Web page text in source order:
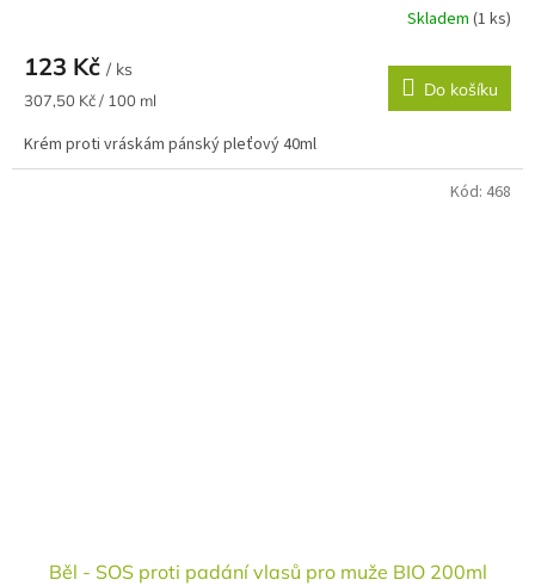
Skladem (1 ks)
123 Kč / ks
Měrná
307,50 Kč / 100 ml Do košíku
Krém proti vráskám pánský pleťový 40ml
Běl - SOS proti padání vlasů pro muže BIO 200ml
Kód: 468